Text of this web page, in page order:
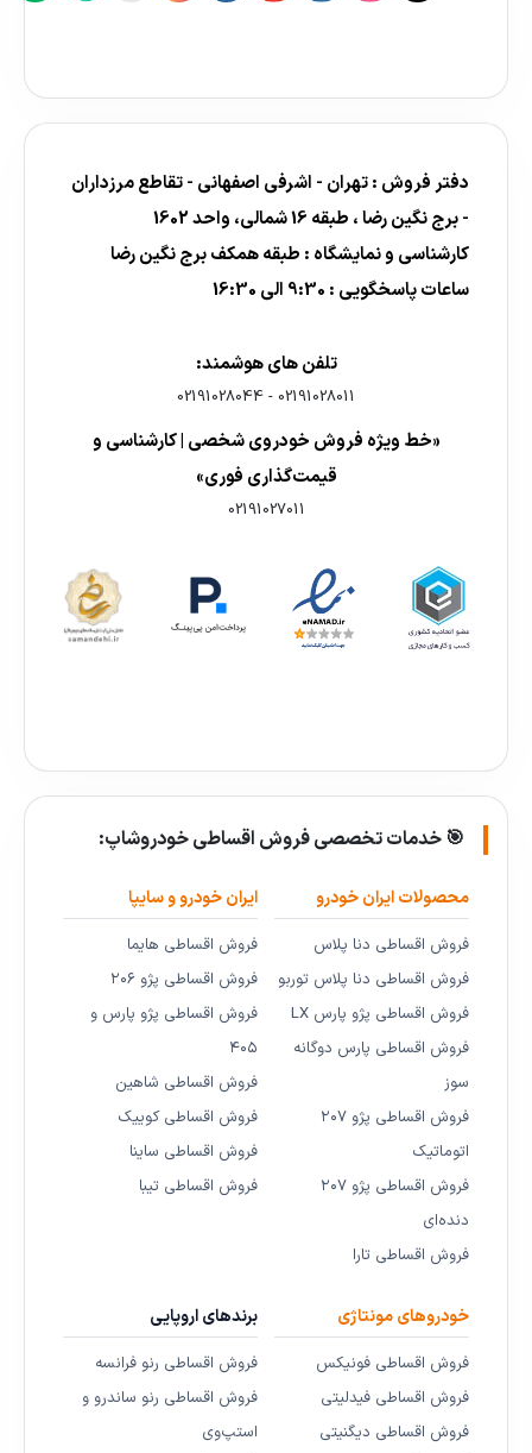
دفتر فروش : تهران - اشرفی اصفهانی - تقاطع مرزداران
- برج نگین رضا ، طبقه 16 شمالی، واحد 1602
کارشناسی و نمایشگاه : طبقه همکف برج نگین رضا
ساعات پاسخگویی : 9:30 الی 16:30
تلفن های هوشمند:
02191028011
-
02191028044
«خط ویژه فروش خودروی شخصی | کارشناسی و
قیمت‌گذاری فوری»
02191027011
🎯 خدمات تخصصی فروش اقساطی خودروشاپ:
محصولات ایران خودرو
فروش اقساطی دنا پلاس
فروش اقساطی دنا پلاس توربو
فروش اقساطی پژو پارس LX
فروش اقساطی پارس دوگانه
سوز
فروش اقساطی پژو ۲۰۷
اتوماتیک
فروش اقساطی پژو ۲۰۷
دنده‌ای
فروش اقساطی تارا
ایران خودرو و سایپا
فروش اقساطی هایما
فروش اقساطی پژو ۲۰۶
فروش اقساطی پژو پارس و
۴۰۵
فروش اقساطی شاهین
فروش اقساطی کوییک
فروش اقساطی ساینا
فروش اقساطی تیبا
خودروهای مونتاژی
فروش اقساطی فونیکس
فروش اقساطی فیدلیتی
فروش اقساطی دیگنیتی
برندهای اروپایی
فروش اقساطی رنو فرانسه
فروش اقساطی رنو ساندرو و
استپ‌وی